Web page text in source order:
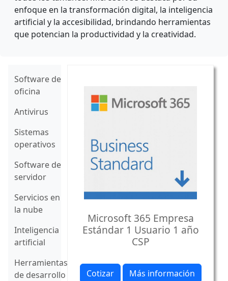
enfoque en la transformación digital, la inteligencia
artificial y la accesibilidad, brindando herramientas
que potencian la productividad y la creatividad.
Software de
oficina
Antivirus
Sistemas
operativos
Software de
servidor
Servicios en
la nube
Inteligencia
artificial
Herramientas
de desarrollo
Microsoft 365 Empresa
Estándar 1 Usuario 1 año
CSP
Cotizar Más información